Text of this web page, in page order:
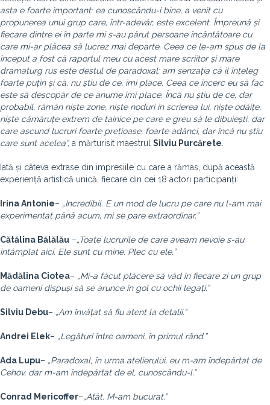
asta e foarte important: ea cunoscându-i bine, a venit cu
propunerea unui grup care, într-adevăr, este excelent. Împreună și
fiecare dintre ei în parte mi s-au părut persoane încântătoare cu
care mi-ar plăcea să lucrez mai departe. Ceea ce le-am spus de la
început a fost că raportul meu cu acest mare scriitor și mare
dramaturg rus este destul de paradoxal: am senzația că îl înțeleg
foarte puțin și că, nu știu de ce, îmi place. Ceea ce încerc eu să fac
este să descopăr de ce anume îmi place. Încă nu știu de ce, dar
probabil, rămân niște zone, niște noduri în scrierea lui, niște odăițe,
niște cămăruțe extrem de tainice pe care e greu să le dibuiești, dar
care ascund lucruri foarte prețioase, foarte adânci, dar încă nu știu
care sunt acelea”, a mărturisit maestrul Silviu Purcărete.
Iată și câteva extrase din impresiile cu care a rămas, după această
experiență artistică unică, fiecare din cei 18 actori participanți:
Irina Antonie– „Incredibil. E un mod de lucru pe care nu l-am mai
experimentat până acum, mi se pare extraordinar.”
Cătălina Bălălău –„Toate lucrurile de care aveam nevoie s-au
întâmplat aici. Ele sunt cu mine. Plec cu ele.”
Mădălina Ciotea– „Mi-a făcut plăcere să văd în fiecare zi un grup
de oameni dispuși să se arunce în gol cu ochii legați.”
Silviu Debu– „Am învățat să fiu atent la detalii.”
Andrei Elek– „Legături între oameni, în primul rând.”
Ada Lupu– „Paradoxal, în urma atelierului, eu m-am îndepărtat de
Cehov, dar m-am îndepărtat de el, cunoscându-l.”
Conrad Mericoffer–„Atât. M-am bucurat.”